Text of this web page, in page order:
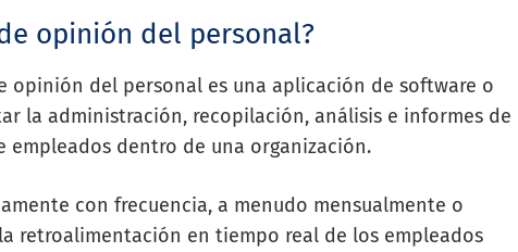
opinión del personal?
opinión del personal es una aplicación de software o
la administración, recopilación, análisis e informes de
empleados dentro de una organización.
con frecuencia, a menudo mensualmente o
retroalimentación en tiempo real de los empleados